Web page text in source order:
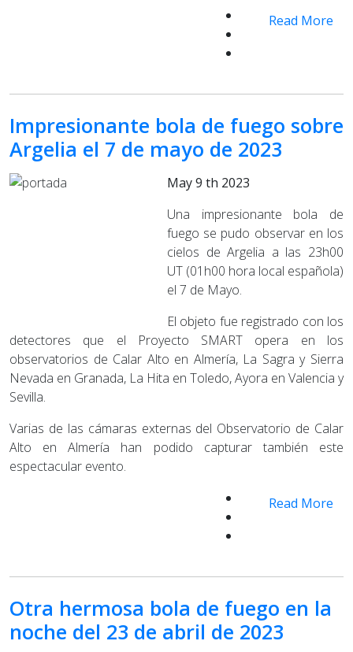
Read More
Impresionante bola de fuego sobre
Argelia el 7 de mayo de 2023
May 9 th 2023
Una impresionante bola de
fuego se pudo observar en los
cielos de Argelia a las 23h00
UT (01h00 hora local española)
el 7 de Mayo.
El objeto fue registrado con los
detectores que el Proyecto SMART opera en los
observatorios de Calar Alto en Almería, La Sagra y Sierra
Nevada en Granada, La Hita en Toledo, Ayora en Valencia y
Sevilla.
Varias de las cámaras externas del Observatorio de Calar
Alto en Almería han podido capturar también este
espectacular evento.
Read More
Otra hermosa bola de fuego en la
noche del 23 de abril de 2023